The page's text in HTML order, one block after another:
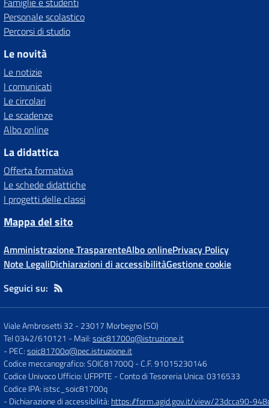
Personale scolastico
Percorsi di studio
Le novità
Le notizie
I comunicati
Le circolari
Le scadenze
Albo online
La didattica
Offerta formativa
Le schede didattiche
I progetti delle classi
Mappa del sito
Amministrazione TrasparenteAlbo onlinePrivacy Policy
Note LegaliDichiarazioni di accessibilitàGestione cookie
Seguici su:
Viale Ambrosetti 32 -23017 Morbegno (SO)
Tel 0342/610121 - Mail:soic81700q@istruzione.it
- PEC:soic81700q@pec.istruzione.it
Codice meccanografico: SOIC81700Q- C.F. 91015230146
Codice Univoco Ufficio: UFPPTE - Conto di Tesoreria Unica: 0316533
Codice IPA: istsc_soic81700q
- Dichiarazione di accessibilità: https://form.agid.gov.it/view/23dcca90-